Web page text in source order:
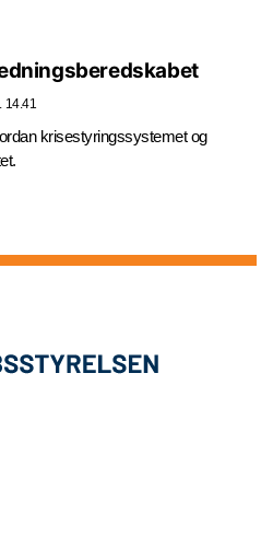
14.41
krisestyringssystemet og